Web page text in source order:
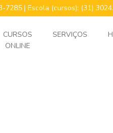
| Escola (cursos): (31)
CURSOS
ONLINE
SERVIÇOS